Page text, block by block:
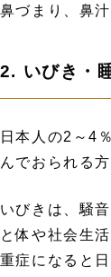
鼻づまり、鼻
2. いびき・
日本人の2～4
んでおられる
いびきは、騒
と体や社会生
重症になると